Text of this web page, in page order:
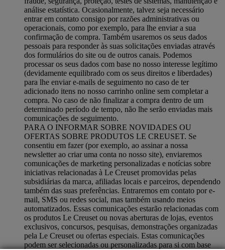
análise estatística. Ocasionalmente, talvez seja necessário
entrar em contato consigo por razões administrativas ou
operacionais, como por exemplo, para lhe enviar a sua
confirmação de compra. Também usaremos os seus dados
pessoais para responder às suas solicitações enviadas através
dos formulários do site ou de outros canais. Podemos
processar os seus dados com base no nosso interesse legítimo
(devidamente equilibrado com os seus direitos e liberdades)
para lhe enviar e-mails de seguimento no caso de ter
adicionado itens no nosso carrinho online sem completar a
compra. No caso de não finalizar a compra dentro de um
determinado período de tempo, não lhe serão enviadas mais
comunicações de seguimento.
PARA O INFORMAR SOBRE NOVIDADES OU
OFERTAS SOBRE PRODUTOS LE CREUSET. Se
consentiu em fazer (por exemplo, ao assinar a nossa
newsletter ao criar uma conta no nosso site), enviaremos
comunicações de marketing personalizadas e notícias sobre
iniciativas relacionadas à Le Creuset promovidas pelas
subsidiárias da marca, afiliadas locais e parceiros, dependendo
também das suas preferências. Entraremos em contato por e-
mail, SMS ou redes social, mas também usando meios
automatizados. Essas comunicações estarão relacionadas com
os produtos Le Creuset ou novas aberturas de lojas, eventos
exclusivos, concursos, pesquisas, demonstrações organizadas
pela Le Creuset ou ofertas especiais. Estas comunicações
podem ser selecionadas ou personalizadas para si com base